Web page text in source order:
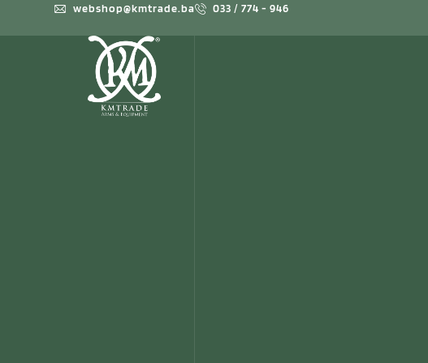
webshop@kmtrade.ba 033 / 774 - 946